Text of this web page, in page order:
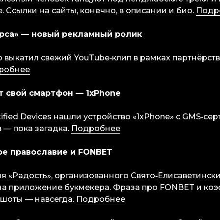
Ссылки на сайты, конечно, в описании и био.
— новый рекламный ролик
выкатил свежий YouTube‑клип в рамках
свой смартфон — 1xPhone
Devices нашли устройство «1xPhone» с
— пока загадка. Подробнее
православие и FONBET
«Радость», организованного
приложение букмекера. Фраза про FONBET и
— навсегда. Подробнее